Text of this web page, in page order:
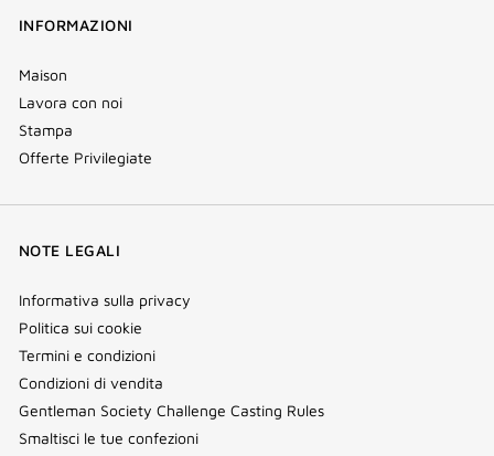
INFORMAZIONI
Maison
Lavora con noi
Stampa
Offerte Privilegiate
NOTE LEGALI
Informativa sulla privacy
Politica sui cookie
Termini e condizioni
Condizioni di vendita
Gentleman Society Challenge Casting Rules
Smaltisci le tue confezioni